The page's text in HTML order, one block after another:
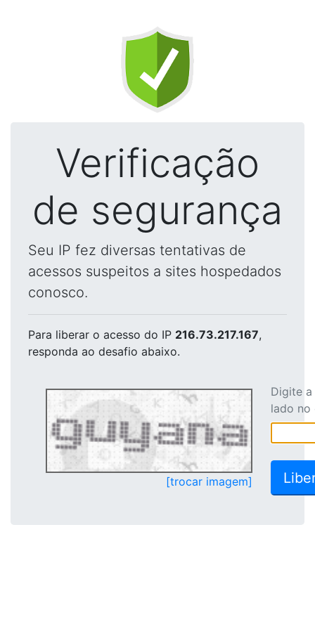
Verificação
de segurança
Seu IP fez diversas tentativas de
acessos suspeitos a sites hospedados
conosco.
Para liberar o acesso do IP 216.73.217.167,
responda ao desafio abaixo.
[trocar imagem]
Digite
lado no